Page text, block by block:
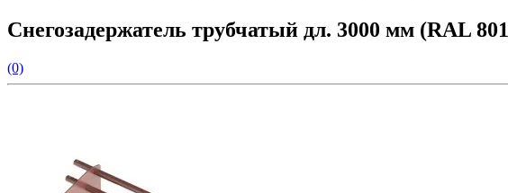
Снегозадержатель трубчатый дл. 3000 мм (RAL
(0)